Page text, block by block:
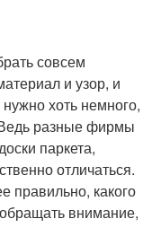
совсем
и узор, и
хоть немного,
разные фирмы
паркета,
отличаться.
правильно, какого
внимание,